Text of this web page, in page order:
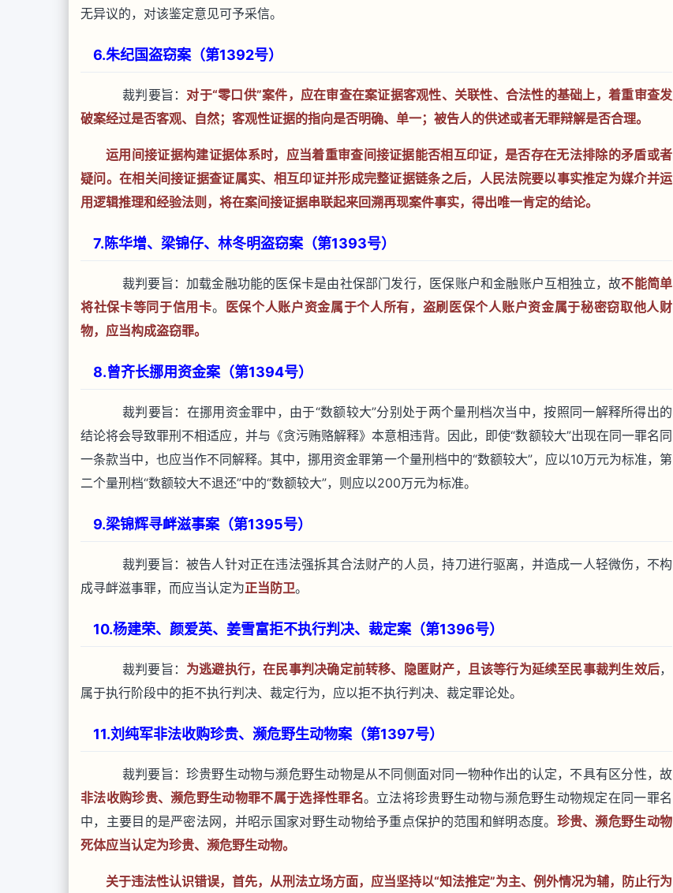
无异议的，对该鉴定意见可予采信。
6.朱纪国盗窃案（第1392号）
裁判要旨： 对于“零口供”案件，应在审查在案证据客观性、关联性、合法性的基础上，着重审查发
破案经过是否客观、自然；客观性证据的指向是否明确、单一；被告人的供述或者无罪辩解是否合理。
运用间接证据构建证据体系时，应当着重审查间接证据能否相互印证，是否存在无法排除的矛盾或者
疑问。在相关间接证据查证属实、相互印证并形成完整证据链条之后，人民法院要以事实推定为媒介并运
用逻辑推理和经验法则，将在案间接证据串联起来回溯再现案件事实，得出唯一肯定的结论。
7.陈华增、梁锦仔、林冬明盗窃案（第1393号）
裁判要旨：加载金融功能的医保卡是由社保部门发行，医保账户和金融账户互相独立，故不能简单
将社保卡等同于信用卡。
医保个人账户资金属于个人所有，盗刷医保个人账户资金属于秘密窃取他人财
物，应当构成盗窃罪。
8.曾齐长挪用资金案（第1394号）
裁判要旨：在挪用资金罪中，由于“数额较大”分别处于两个量刑档次当中，按照同一解释所得出的
结论将会导致罪刑不相适应，并与《贪污贿赂解释》本意相违背。因此，即使“数额较大”出现在同一罪名同
一条款当中，也应当作不同解释。其中，挪用资金罪第一个量刑档中的“数额较大”，应以10万元为标准，第
二个量刑档“数额较大不退还”中的“数额较大”，则应以200万元为标准。
9.梁锦辉寻衅滋事案（第1395号）
裁判要旨：被告人针对正在违法强拆其合法财产的人员，持刀进行驱离，并造成一人轻微伤，不构
成寻衅滋事罪，而应当认定为正当防卫。
10.杨建荣、颜爱英、姜雪富拒不执行判决、裁定案（第1396号）
裁判要旨： 为逃避执行，在民事判决确定前转移、隐匿财产，且该等行为延续至民事裁判生效后，
属于执行阶段中的拒不执行判决、裁定行为，应以拒不执行判决、裁定罪论处。
11.刘纯军非法收购珍贵、濒危野生动物案（第1397号）
裁判要旨：珍贵野生动物与濒危野生动物是从不同侧面对同一物种作出的认定，不具有区分性，故
非法收购珍贵、濒危野生动物罪不属于选择性罪名。立法将珍贵野生动物与濒危野生动物规定在同一罪名
中，主要目的是严密法网，并昭示国家对野生动物给予重点保护的范围和鲜明态度。 珍贵、濒危野生动物
死体应当认定为珍贵、濒危野生动物。
关于违法性认识错误，首先，从刑法立场方面，应当坚持以“知法推定”为主、例外情况为辅，防止行为